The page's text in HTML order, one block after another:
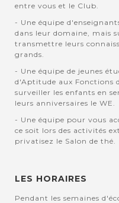
entre vous et le Club.
- Une équipe
dans leur domaine, mais
transmettre leurs
grands.
- Une équipe de jeunes
d'Aptitude aux Fonctions
surveiller les enfants en
leurs anniversaires le WE.
- Une équipe pour vous
ce soit lors des activités
privatisez le Salon de thé.
LES HORAIRES
Pendant les semaines